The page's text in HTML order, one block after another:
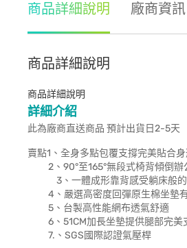
商品詳細說明 廠商資訊
商品詳細說明
商品詳細說明
詳細介紹
此為廠商直送商品 預計出貨日2-5天
賣點1、全身多點包覆支撐完美貼合
2、90°至165°無段式椅背傾倒辦
3、一體成形靠背感受躺床般的
4、嚴選高密度回彈原生棉坐墊有
5、台製高性能網布透氣舒適
6、51CM加長坐墊提供腿部完美
7.、SGS國際認證氣壓桿